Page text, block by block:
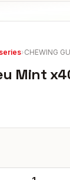
›CHEWING
Mint